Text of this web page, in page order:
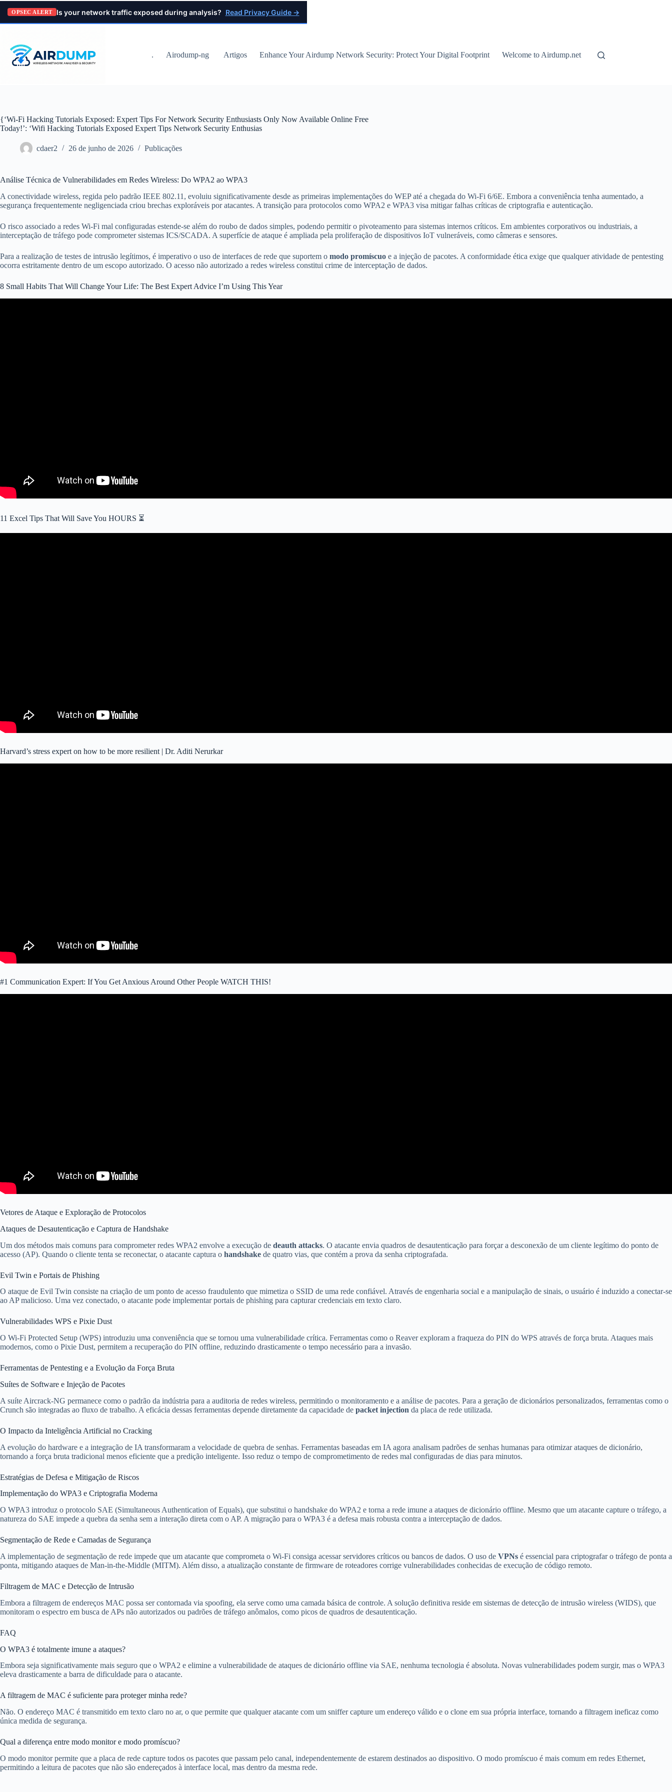
Pular
para
o
OPSEC ALERT Is your network traffic exposed during analysis? Read Privacy Guide →
. Airodump-ng Artigos Enhance Your Airdump Network Security: Protect Your Digital Footprint Welcome to Airdump.net
{‘Wi-Fi Hacking Tutorials Exposed: Expert Tips For Network Security Enthusiasts Only Now Available Online Free
Today!’: ‘Wifi Hacking Tutorials Exposed Expert Tips Network Security Enthusias
cdaer2 26 de junho de 2026 Publicações
Análise Técnica de Vulnerabilidades em Redes Wireless: Do WPA2 ao WPA3
A conectividade wireless, regida pelo padrão IEEE 802.11, evoluiu significativamente desde as primeiras implementações do WEP até a chegada do Wi-Fi 6/6E. Embora a conveniência tenha aumentado, a
segurança frequentemente negligenciada criou brechas exploráveis por atacantes. A transição para protocolos como WPA2 e WPA3 visa mitigar falhas críticas de criptografia e autenticação.
O risco associado a redes Wi-Fi mal configuradas estende-se além do roubo de dados simples, podendo permitir o pivoteamento para sistemas internos críticos. Em ambientes corporativos ou industriais, a
interceptação de tráfego pode comprometer sistemas ICS/SCADA. A superfície de ataque é ampliada pela proliferação de dispositivos IoT vulneráveis, como câmeras e sensores.
Para a realização de testes de intrusão legítimos, é imperativo o uso de interfaces de rede que suportem o modo promíscuo e a injeção de pacotes. A conformidade ética exige que qualquer atividade de pentesting
ocorra estritamente dentro de um escopo autorizado. O acesso não autorizado a redes wireless constitui crime de interceptação de dados.
8 Small Habits That Will Change Your Life: The Best Expert Advice I’m Using This Year
11 Excel Tips That Will Save You HOURS ⏳
Harvard’s stress expert on how to be more resilient | Dr. Aditi Nerurkar
#1 Communication Expert: If You Get Anxious Around Other People WATCH THIS!
Vetores de Ataque e Exploração de Protocolos
Ataques de Desautenticação e Captura de Handshake
Um dos métodos mais comuns para comprometer redes WPA2 envolve a execução de deauth attacks. O atacante envia quadros de desautenticação para forçar a desconexão de um cliente legítimo do ponto de
acesso (AP). Quando o cliente tenta se reconectar, o atacante captura o handshake de quatro vias, que contém a prova da senha criptografada.
Evil Twin e Portais de Phishing
O ataque de Evil Twin consiste na criação de um ponto de acesso fraudulento que mimetiza o SSID de uma rede confiável. Através de engenharia social e a manipulação de sinais, o usuário é induzido a conectar-se
ao AP malicioso. Uma vez conectado, o atacante pode implementar portais de phishing para capturar credenciais em texto claro.
Vulnerabilidades WPS e Pixie Dust
O Wi-Fi Protected Setup (WPS) introduziu uma conveniência que se tornou uma vulnerabilidade crítica. Ferramentas como o Reaver exploram a fraqueza do PIN do WPS através de força bruta. Ataques mais
modernos, como o Pixie Dust, permitem a recuperação do PIN offline, reduzindo drasticamente o tempo necessário para a invasão.
Ferramentas de Pentesting e a Evolução da Força Bruta
Suítes de Software e Injeção de Pacotes
A suíte Aircrack-NG permanece como o padrão da indústria para a auditoria de redes wireless, permitindo o monitoramento e a análise de pacotes. Para a geração de dicionários personalizados, ferramentas como o
Crunch são integradas ao fluxo de trabalho. A eficácia dessas ferramentas depende diretamente da capacidade de packet injection da placa de rede utilizada.
O Impacto da Inteligência Artificial no Cracking
A evolução do hardware e a integração de IA transformaram a velocidade de quebra de senhas. Ferramentas baseadas em IA agora analisam padrões de senhas humanas para otimizar ataques de dicionário,
tornando a força bruta tradicional menos eficiente que a predição inteligente. Isso reduz o tempo de comprometimento de redes mal configuradas de dias para minutos.
Estratégias de Defesa e Mitigação de Riscos
Implementação do WPA3 e Criptografia Moderna
O WPA3 introduz o protocolo SAE (Simultaneous Authentication of Equals), que substitui o handshake do WPA2 e torna a rede imune a ataques de dicionário offline. Mesmo que um atacante capture o tráfego, a
natureza do SAE impede a quebra da senha sem a interação direta com o AP. A migração para o WPA3 é a defesa mais robusta contra a interceptação de dados.
Segmentação de Rede e Camadas de Segurança
A implementação de segmentação de rede impede que um atacante que comprometa o Wi-Fi consiga acessar servidores críticos ou bancos de dados. O uso de VPNs é essencial para criptografar o tráfego de ponta a
ponta, mitigando ataques de Man-in-the-Middle (MITM). Além disso, a atualização constante de firmware de roteadores corrige vulnerabilidades conhecidas de execução de código remoto.
Filtragem de MAC e Detecção de Intrusão
Embora a filtragem de endereços MAC possa ser contornada via spoofing, ela serve como uma camada básica de controle. A solução definitiva reside em sistemas de detecção de intrusão wireless (WIDS), que
monitoram o espectro em busca de APs não autorizados ou padrões de tráfego anômalos, como picos de quadros de desautenticação.
FAQ
O WPA3 é totalmente imune a ataques?
Embora seja significativamente mais seguro que o WPA2 e elimine a vulnerabilidade de ataques de dicionário offline via SAE, nenhuma tecnologia é absoluta. Novas vulnerabilidades podem surgir, mas o WPA3
eleva drasticamente a barra de dificuldade para o atacante.
A filtragem de MAC é suficiente para proteger minha rede?
Não. O endereço MAC é transmitido em texto claro no ar, o que permite que qualquer atacante com um sniffer capture um endereço válido e o clone em sua própria interface, tornando a filtragem ineficaz como
única medida de segurança.
Qual a diferença entre modo monitor e modo promíscuo?
O modo monitor permite que a placa de rede capture todos os pacotes que passam pelo canal, independentemente de estarem destinados ao dispositivo. O modo promíscuo é mais comum em redes Ethernet,
permitindo a leitura de pacotes que não são endereçados à interface local, mas dentro da mesma rede.